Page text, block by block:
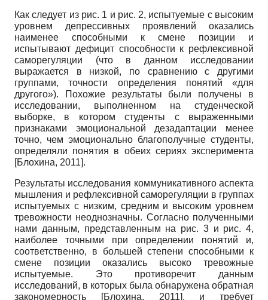
Как следует из рис. 1 и рис. 2, испытуемые с высоким
уровнем депрессивных проявлений оказались
наименее способными к смене позиции и
испытывают дефицит способности к рефлексивной
саморегуляции (что в данном исследовании
выражается в низкой, по сравнению с другими
группами, точности определения понятий «для
другого»). Похожие результаты были получены в
исследовании, выполненном на студенческой
выборке, в котором студенты с выраженными
признаками эмоциональной дезадаптации менее
точно, чем эмоционально благополучные студенты,
определяли понятия в обеих сериях эксперимента
[Блохина, 2011].
Результаты исследования коммуникативного аспекта
мышления и рефлексивной саморегуляции в группах
испытуемых с низким, средним и высоким уровнем
тревожности неоднозначны. Согласно полученными
нами данным, представленным на рис. 3 и рис. 4,
наиболее точными при определении понятий и,
соответственно, в большей степени способными к
смене позиции оказались высоко тревожные
испытуемые. Это противоречит данным
исследований, в которых была обнаружена обратная
закономерность
[Блохина, 2011], и требует